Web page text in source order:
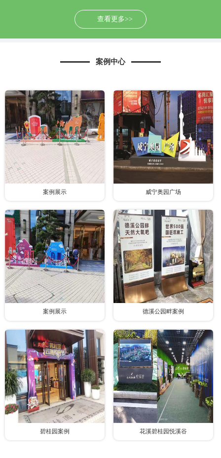
查看更多>>
案例中心
案例展示 威宁奥园广场
案例展示 德溪公园畔案例
碧桂园案例 花溪碧桂园悦溪谷